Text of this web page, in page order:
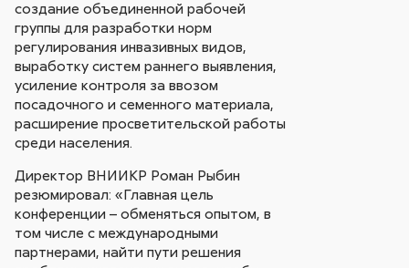
создание объединенной рабочей
группы для разработки норм
регулирования инвазивных видов,
выработку систем раннего выявления,
усиление контроля за ввозом
посадочного и семенного материала,
расширение просветительской работы
среди населения.
Директор ВНИИКР Роман Рыбин
резюмировал: «Главная цель
конференции – обменяться опытом, в
том числе с международными
партнерами, найти пути решения